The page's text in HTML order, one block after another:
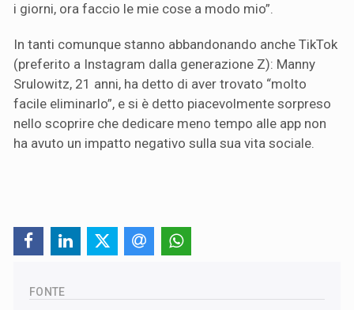
i giorni, ora faccio le mie cose a modo mio”.
In tanti comunque stanno abbandonando anche TikTok
(preferito a Instagram dalla generazione Z): Manny
Srulowitz, 21 anni, ha detto di aver trovato “molto
facile eliminarlo”, e si è detto piacevolmente sorpreso
nello scoprire che dedicare meno tempo alle app non
ha avuto un impatto negativo sulla sua vita sociale.
FONTE